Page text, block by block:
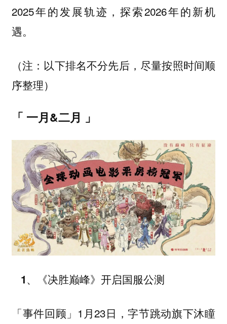
2025年的发展轨迹，探索2026年的新机
遇。
（注：以下排名不分先后，尽量按照时间顺
序整理）
「 一月&二月 」
1、《决胜巅峰》开启国服公测
「事件回顾」 1月23日，字节跳动旗下沐瞳